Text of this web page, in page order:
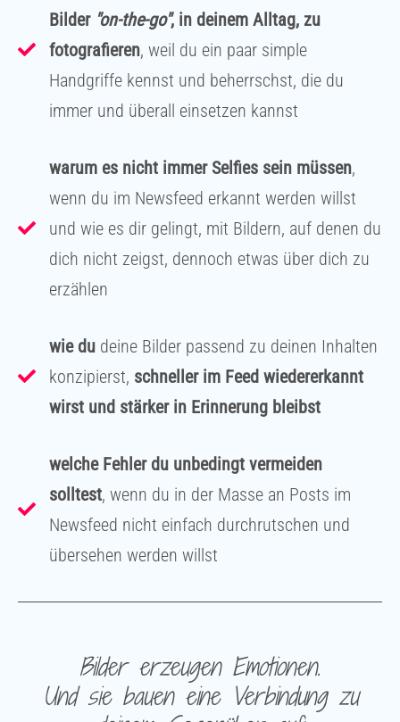
Bilder "on-the-go", in deinem Alltag, zu
fotografieren, weil du ein paar simple
Handgriffe kennst und beherrschst, die du
immer und überall einsetzen kannst
warum es nicht immer Selfies sein müssen,
wenn du im Newsfeed erkannt werden willst
und wie es dir gelingt, mit Bildern, auf denen du
dich nicht zeigst, dennoch etwas über dich zu
erzählen
wie du deine Bilder passend zu deinen Inhalten
konzipierst, schneller im Feed wiedererkannt
wirst und stärker in Erinnerung bleibst
welche Fehler du unbedingt vermeiden
solltest, wenn du in der Masse an Posts im
Newsfeed nicht einfach durchrutschen und
übersehen werden willst
Bilder erzeugen Emotionen.
Und sie bauen eine Verbindung zu